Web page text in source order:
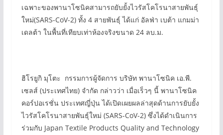
เฉพาะของพานาโซนิคสามารถยับยั้งไวรัสโคโรนาสายพันธุ์
ใหม่(SARS-CoV-2) ทั้ง 4 สายพันธุ์ ได้แก่ อัลฟ่า เบต้า แกมม่า
เดลต้า ในพื้นที่เทียบเท่าห้องจริงขนาด 24 ลบ.ม.
ฮิโรยูกิ มุโตะ กรรมการผู้จัดการ บริษัท พานาโซนิค เอ.พี.
เซลส์ (ประเทศไทย) จำกัด กล่าวว่า เมื่อเร็วๆ นี้ พานาโซนิค
คอร์ปอเรชั่น ประเทศญี่ปุ่น ได้เปิดเผยผลล่าสุดด้านการยับยั้ง
ไวรัสโคโรนาสายพันธุ์ใหม่ (SARS-CoV-2) ซึ่งได้ดำเนินการ
ร่วมกับ Japan Textile Products Quality and Technology